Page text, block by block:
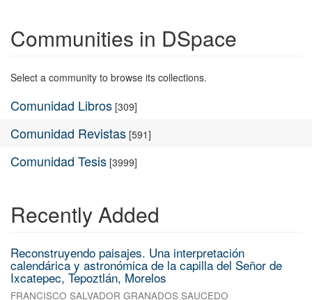
Communities in DSpace
Select a community to browse its collections.
Comunidad Libros [309]
Comunidad Revistas [591]
Comunidad Tesis [3999]
Recently Added
Reconstruyendo paisajes. Una interpretación
calendárica y astronómica de la capilla del Señor de
Ixcatepec, Tepoztlán, Morelos
FRANCISCO SALVADOR GRANADOS SAUCEDO